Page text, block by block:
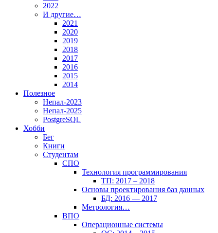
2022
И другие…
2021
2020
2019
2018
2017
2016
2015
2014
Полезное
Непал-2023
Непал-2025
PostgreSQL
Хобби
Бег
Книги
Студентам
СПО
Технология программирования
ТП: 2017 – 2018
Основы проектирования баз данных
БД: 2016 — 2017
Метрология…
ВПО
Операционные системы